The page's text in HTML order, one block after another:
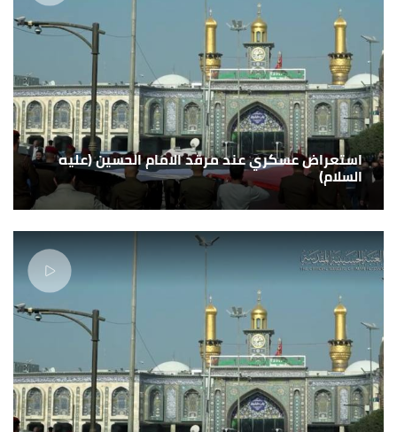
استعراض عسكري عند مرقد الامام الحسين (عليه
السلام)